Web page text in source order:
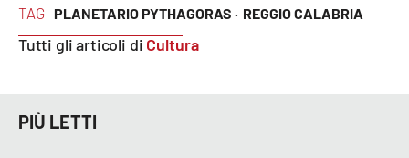
Cosenzachannel.it
TAG PLANETARIO PYTHAGORAS · REGGIO CALABRIA
Tutti gli articoli di Cultura
PIÙ LETTI